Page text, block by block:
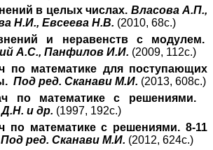
в целых числах. Власова А.П.,
Н.И., Евсеева Н.В. (2010, 68с.)
и неравенств с модулем.
А.С., Панфилов И.И. (2009, 112с.)
по математике для поступающих
Под ред. Сканави М.И. (2013, 608с.)
по математике с решениями.
Д.Н. и др. (1997, 192с.)
по математике с решениями. 8-11
Под ред. Сканави М.И. (2012, 624с.)